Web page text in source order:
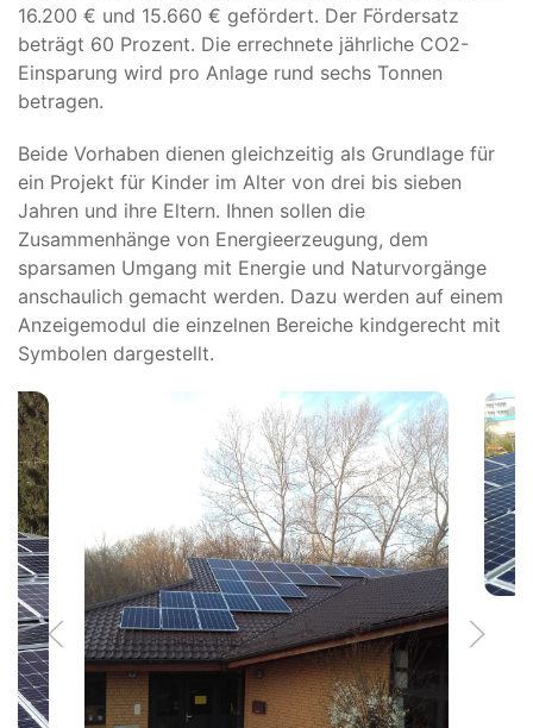
16.200 € und 15.660 € gefördert. Der Fördersatz
beträgt 60 Prozent. Die errechnete jährliche CO2-
Einsparung wird pro Anlage rund sechs Tonnen
betragen.
Beide Vorhaben dienen gleichzeitig als Grundlage für
ein Projekt für Kinder im Alter von drei bis sieben
Jahren und ihre Eltern. Ihnen sollen die
Zusammenhänge von Energieerzeugung, dem
sparsamen Umgang mit Energie und Naturvorgänge
anschaulich gemacht werden. Dazu werden auf einem
Anzeigemodul die einzelnen Bereiche kindgerecht mit
Symbolen dargestellt.